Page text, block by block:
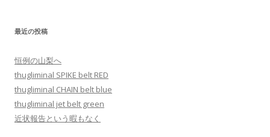
最近の投稿
恒例の山梨へ
thugliminal SPIKE belt RED
thugliminal CHAIN belt blue
thugliminal jet belt green
近状報告という暇もなく